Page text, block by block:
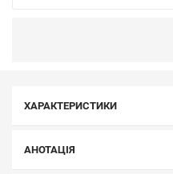
ХАРАКТЕРИСТИКИ
АНОТАЦІЯ